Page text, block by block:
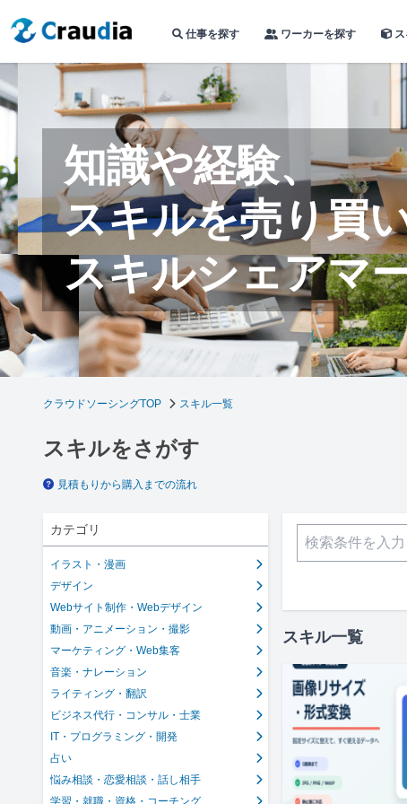
仕事を探す ワーカーを探す
知識や経験、
スキルを売り買
スキルシェアマ
クラウドソーシングTOP スキル一覧
スキルをさがす
見積もりから購入までの流れ
カテゴリ
イラスト・漫画
デザイン
Webサイト制作・Webデザイン
動画・アニメーション・撮影
マーケティング・Web集客
音楽・ナレーション
ライティング・翻訳
ビジネス代行・コンサル・士業
IT・プログラミング・開発
占い
悩み相談・恋愛相談・話し相手
学習・就職・資格・コーチング
スキル一覧